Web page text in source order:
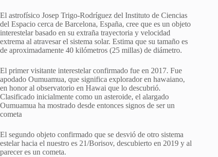
El astrofísico Josep Trigo-Rodríguez del Instituto de Ciencias
del Espacio cerca de Barcelona, España, cree que es un objeto
interestelar basado en su extraña trayectoria y velocidad
extrema al atravesar el sistema solar. Estima que su tamaño es
de aproximadamente 40 kilómetros (25 millas) de diámetro.
El primer visitante interestelar confirmado fue en 2017. Fue
apodado Oumuamua, que significa explorador en hawaiano,
en honor al observatorio en Hawai que lo descubrió.
Clasificado inicialmente como un asteroide, el alargado
Oumuamua ha mostrado desde entonces signos de ser un
cometa
El segundo objeto confirmado que se desvió de otro sistema
estelar hacia el nuestro es 21/Borisov, descubierto en 2019 y al
parecer es un cometa.